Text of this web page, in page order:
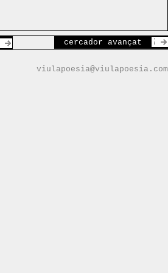
cercador avançat
viulapoesia@viulapoesia.com